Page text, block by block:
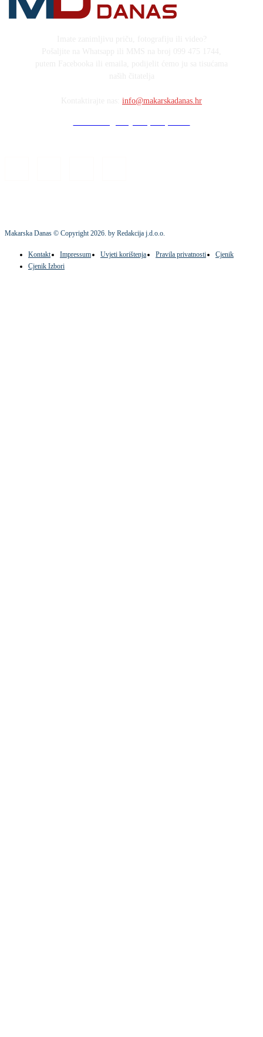
info@makarskadanas.hr
Makarska Danas © Copyright2026. by Redakcija j.d.o.o.
Kontakt Impressum Uvjeti korištenja Pravila privatnosti
Cjenik
Cjenik Izbori